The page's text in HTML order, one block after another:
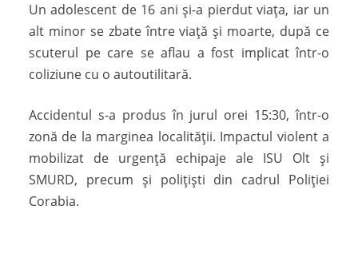
Un adolescent de 16 ani și-a pierdut viața, iar un
alt minor se zbate între viață și moarte, după ce
scuterul pe care se aflau a fost implicat într-o
coliziune cu o autoutilitară.
Accidentul s-a produs în jurul orei 15:30, într-o
zonă de la marginea localității. Impactul violent a
mobilizat de urgență echipaje ale ISU Olt și
SMURD, precum și polițiști din cadrul Poliției
Corabia.